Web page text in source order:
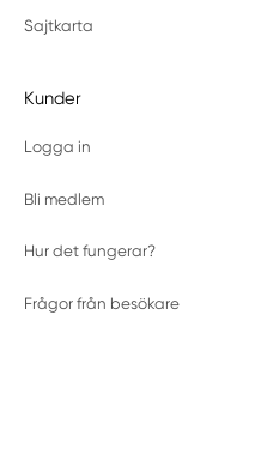
Sajtkarta
Kunder
Logga in
Bli medlem
Hur det fungerar?
Frågor från besökare